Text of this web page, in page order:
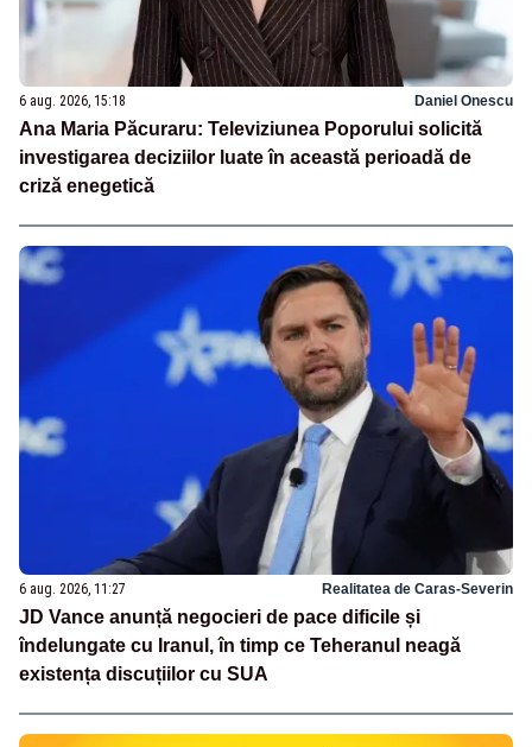
6 aug. 2026, 15:18 Daniel Onescu
Ana Maria Păcuraru: Televiziunea Poporului solicită
investigarea deciziilor luate în această perioadă de
criză enegetică
6 aug. 2026, 11:27 Realitatea de Caras-Severin
JD Vance anunță negocieri de pace dificile și
îndelungate cu Iranul, în timp ce Teheranul neagă
existența discuțiilor cu SUA